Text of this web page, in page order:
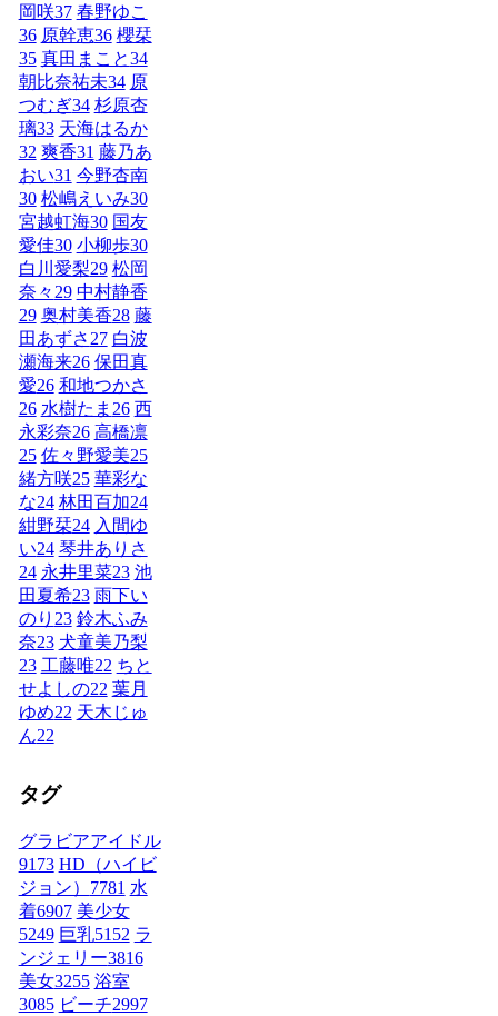
岡咲37 春野ゆこ
36 原幹恵36 櫻栞
35 真田まこと34
朝比奈祐未34 原
つむぎ34 杉原杏
璃33 天海はるか
32 爽香31 藤乃あ
おい31 今野杏南
30 松嶋えいみ30
宮越虹海30 国友
愛佳30 小柳歩30
白川愛梨29 松岡
奈々 29 中村静香
29 奥村美香28 藤
田あずさ 27 白波
瀬海来26 保田真
愛26 和地つかさ
26 水樹たま 26 西
永彩奈26 高橋凛
25 佐々野愛美25
緒方咲25 華彩な
な24 林田百加24
紺野栞24 入間ゆ
い24 琴井ありさ
24 永井里菜23 池
田夏希23 雨下い
のり 23 鈴木ふみ
奈23 犬童美乃梨
23 工藤唯22 ちと
せよしの22 葉月
ゆめ22 天木じゅ
ん22
タグ
グラビアアイドル
9173 HD（ハイビ
ジョン） 7781 水
着6907 美少女
5249 巨乳5152 ラ
ンジェリー3816
美女3255 浴室
3085 ビーチ2997